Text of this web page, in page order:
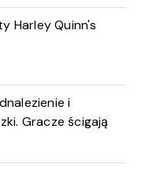
Harley Quinn's
i
Gracze ścigają